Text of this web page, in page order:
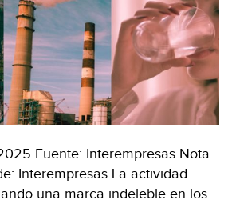
Fuente: Interempresas Nota
Interempresas La actividad
una marca indeleble en los